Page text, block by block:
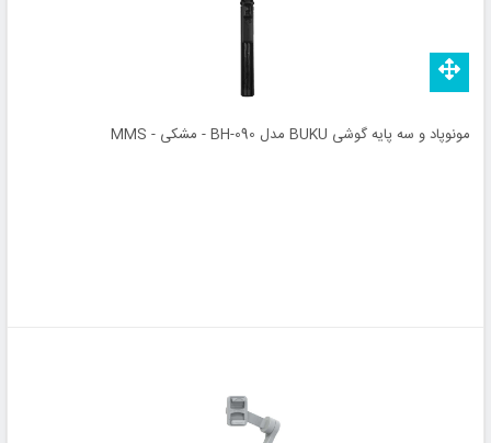
مونوپاد و سه پایه گوشی BUKU مدل BH-090 - مشکی - MMS